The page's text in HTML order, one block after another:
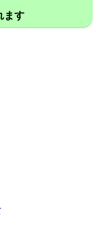
ます